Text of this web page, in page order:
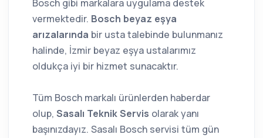
Bosch gibi markalara uygulama destek
vermektedir. Bosch beyaz eşya
arızalarında bir usta talebinde bulunmanız
halinde, İzmir beyaz eşya ustalarımız
oldukça iyi bir hizmet sunacaktır.
Tüm Bosch markalı ürünlerden haberdar
olup, Sasalı Teknik Servis olarak yanı
başınızdayız. Sasalı Bosch servisi tüm gün